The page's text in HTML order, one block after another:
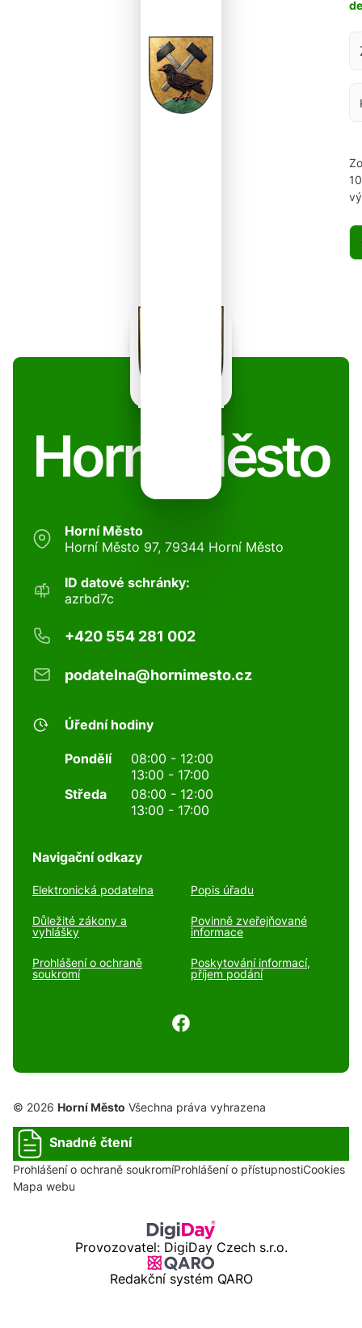
Horní Město
Horní Město
Horní Město 97, 79344 Horní Město
ID datové schránky:
azrbd7c
+420 554 281 002
podatelna@hornimesto.cz
Úřední hodiny
Pondělí
08:00 - 12:00
13:00 - 17:00
Středa
08:00 - 12:00
13:00 - 17:00
Navigační odkazy
Elektronická podatelna Popis úřadu
Důležité zákony a
vyhlášky
Povinně zveřejňované
informace
Prohlášení o ochraně
soukromí
Poskytování informací,
příjem podání
© 2026 Horní Město Všechna práva vyhrazena
Snadné čtení
Prohlášení o ochraně soukromíProhlášení o přístupnostiCookies
Mapa webu
Provozovatel: DigiDay Czech s.r.o.
Redakční systém QARO